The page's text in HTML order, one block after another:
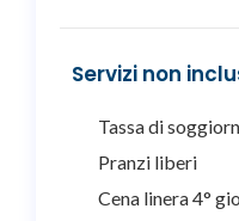
Servizi non
Tassa di
Pranzi liberi
Cena linera 4°